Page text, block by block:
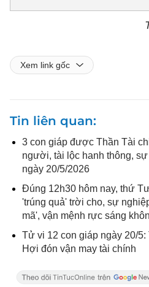
Xem link gốc
Tin liên quan
3 con giáp được Thần Tài
người, tài lộc hanh thông,
ngày 20/5/2026
Đúng 12h30 hôm nay, thứ
'trúng quả' trời cho, sự
mã', vận mệnh rực sáng
Tử vi 12 con giáp ngày 20/
Hợi đón vận may tài chính